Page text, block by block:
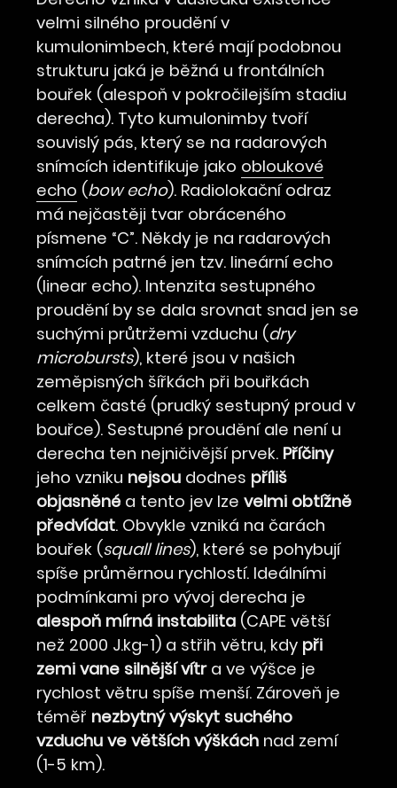
velmi silného proudění v
kumulonimbech, které mají podobnou
strukturu jaká je běžná u frontálních
bouřek (alespoň v pokročilejším stadiu
derecha). Tyto kumulonimby tvoří
souvislý pás, který se na radarových
snímcích identifikuje jako obloukové
echo (bow echo). Radiolokační odraz
má nejčastěji tvar obráceného
písmene “C”. Někdy je na radarových
snímcích patrné jen tzv. lineární echo
(linear echo). Intenzita sestupného
proudění by se dala srovnat snad jen se
suchými průtržemi vzduchu (dry
microbursts), které jsou v našich
zeměpisných šířkách při bouřkách
celkem časté (prudký sestupný proud v
bouřce). Sestupné proudění ale není u
derecha ten nejničivější prvek. Příčiny
jeho vzniku nejsou dodnes příliš
objasněné a tento jev lzevelmi obtížně
předvídat. Obvykle vzniká na čarách
bouřek (squall lines), které se pohybují
spíše průměrnou rychlostí. Ideálními
podmínkami pro vývoj derecha je
alespoň mírná instabilita (CAPE větší
než 2000 J.kg-1) a střih větru, kdy při
zemi vane silnější vítra ve výšce je
rychlost větru spíše menší. Zároveň je
téměř nezbytný výskyt suchého
vzduchu ve větších výškách nad zemí
(1-5 km).